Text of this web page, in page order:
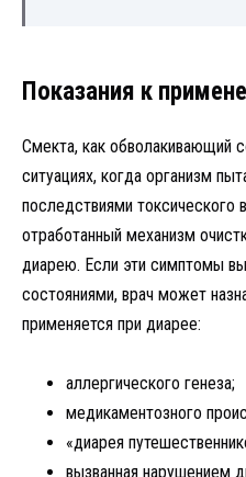
Показания к
Смекта, как обволакивающий
ситуациях, когда организм
последствиями токсического
отработанный механизм
диарею. Если эти симптомы
состояниями, врач может
применяется при диарее:
аллергического генеза;
медикаментозного
«диарея
вызванная нарушением